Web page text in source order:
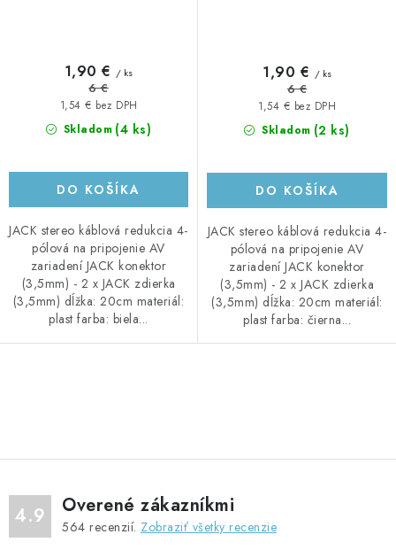
Skladom (4 ks)
1,54 € bez DPH
1,90 € / ks
6 €
DO KOŠÍKA
JACK stereo káblová redukcia 4-
pólová na pripojenie AV
zariadení JACK konektor
(3,5mm) - 2 x JACK zdierka
(3,5mm) dĺžka: 20cm materiál:
plast farba: biela...
Skladom (2 ks)
1,54 € bez DPH
1,90 € / ks
6 €
DO KOŠÍKA
JACK stereo káblová redukcia 4-
pólová na pripojenie AV
zariadení JACK konektor
(3,5mm) - 2 x JACK zdierka
(3,5mm) dĺžka: 20cm materiál:
plast farba: čierna...
á
d
a
c
4.9 Overené zákazníkmi
564 recenzií. Zobraziť všetky recenzie